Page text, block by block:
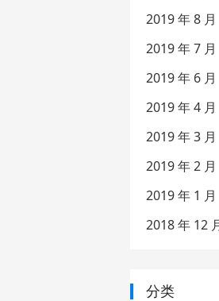
2019 年 8 月
2019 年 7 月
2019 年 6 月
2019 年 4 月
2019 年 3 月
2019 年 2 月
2019 年 1 月
2018 年 12
分类